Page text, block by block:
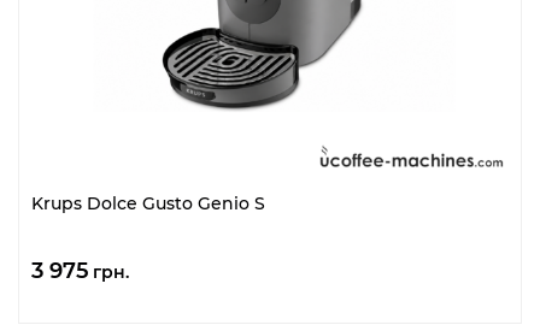
Krups Dolce Gusto Genio S
3 975 грн.